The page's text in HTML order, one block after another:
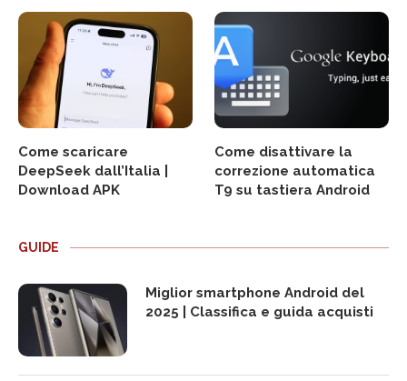
Come scaricare
DeepSeek dall’Italia |
Download APK
Come disattivare la
correzione automatica
T9 su tastiera Android
GUIDE
Miglior smartphone Android del
2025 | Classifica e guida acquisti